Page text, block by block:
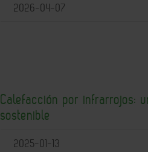
2026-04-07
Calefacción por infrarrojos:
sostenible
2025-01-13